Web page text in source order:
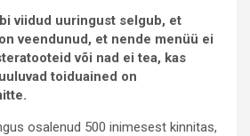
viidud uuringust selgub, et
veendunud, et nende menüü ei
või nad ei tea, kas
toiduained on
osalenud 500 inimesest kinnitas,